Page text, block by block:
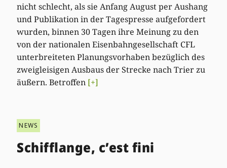
nicht schlecht, als sie Anfang August per Aushang
und Publikation in der Tagespresse aufgefordert
wurden, binnen 30 Tagen ihre Meinung zu den
von der nationalen Eisenbahngesellschaft CFL
unterbreiteten Planungsvorhaben bezüglich des
zweigleisigen Ausbaus der Strecke nach Trier zu
äußern. Betroffen [+]
NEWS
Schifflange, c’est fini